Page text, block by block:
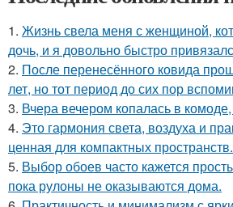
1. Жизнь свела меня с женщиной,
дочь, и я довольно быстро
2. После перенесённого ковида
лет, но тот период до сих пор
3. Вчера вечером копалась в
4. Это гармония света, воздуха и
ценная для компактных пространств.
5. Выбор обоев часто кажется
пока рулоны не оказываются дома.